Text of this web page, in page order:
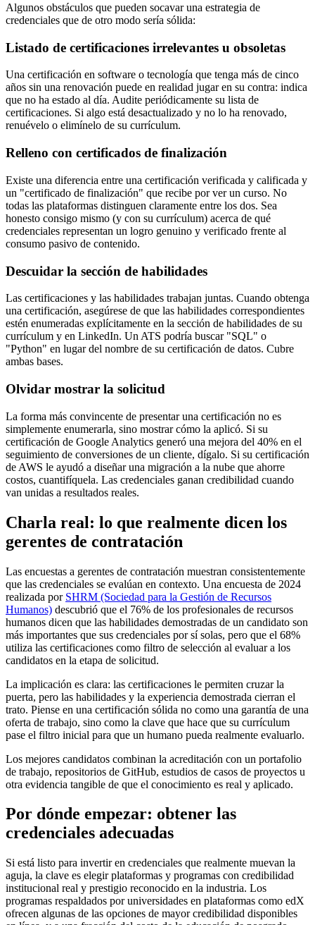
Algunos obstáculos que pueden socavar una estrategia de
credenciales que de otro modo sería sólida:
Listado de certificaciones irrelevantes u obsoletas
Una certificación en software o tecnología que tenga más de cinco
años sin una renovación puede en realidad jugar en su contra: indica
que no ha estado al día. Audite periódicamente su lista de
certificaciones. Si algo está desactualizado y no lo ha renovado,
renuévelo o elimínelo de su currículum.
Relleno con certificados de finalización
Existe una diferencia entre una certificación verificada y calificada y
un "certificado de finalización" que recibe por ver un curso. No
todas las plataformas distinguen claramente entre los dos. Sea
honesto consigo mismo (y con su currículum) acerca de qué
credenciales representan un logro genuino y verificado frente al
consumo pasivo de contenido.
Descuidar la sección de habilidades
Las certificaciones y las habilidades trabajan juntas. Cuando obtenga
una certificación, asegúrese de que las habilidades correspondientes
estén enumeradas explícitamente en la sección de habilidades de su
currículum y en LinkedIn. Un ATS podría buscar "SQL" o
"Python" en lugar del nombre de su certificación de datos. Cubre
ambas bases.
Olvidar mostrar la solicitud
La forma más convincente de presentar una certificación no es
simplemente enumerarla, sino mostrar cómo la aplicó. Si su
certificación de Google Analytics generó una mejora del 40% en el
seguimiento de conversiones de un cliente, dígalo. Si su certificación
de AWS le ayudó a diseñar una migración a la nube que ahorre
costos, cuantifíquela. Las credenciales ganan credibilidad cuando
van unidas a resultados reales.
Charla real: lo que realmente dicen los
gerentes de contratación
Las encuestas a gerentes de contratación muestran consistentemente
que las credenciales se evalúan en contexto. Una encuesta de 2024
realizada por SHRM (Sociedad para la Gestión de Recursos
Humanos) descubrió que el 76% de los profesionales de recursos
humanos dicen que las habilidades demostradas de un candidato son
más importantes que sus credenciales por sí solas, pero que el 68%
utiliza las certificaciones como filtro de selección al evaluar a los
candidatos en la etapa de solicitud.
La implicación es clara: las certificaciones le permiten cruzar la
puerta, pero las habilidades y la experiencia demostrada cierran el
trato. Piense en una certificación sólida no como una garantía de una
oferta de trabajo, sino como la clave que hace que su currículum
pase el filtro inicial para que un humano pueda realmente evaluarlo.
Los mejores candidatos combinan la acreditación con un portafolio
de trabajo, repositorios de GitHub, estudios de casos de proyectos u
otra evidencia tangible de que el conocimiento es real y aplicado.
Por dónde empezar: obtener las
credenciales adecuadas
Si está listo para invertir en credenciales que realmente muevan la
aguja, la clave es elegir plataformas y programas con credibilidad
institucional real y prestigio reconocido en la industria. Los
programas respaldados por universidades en plataformas como edX
ofrecen algunas de las opciones de mayor credibilidad disponibles